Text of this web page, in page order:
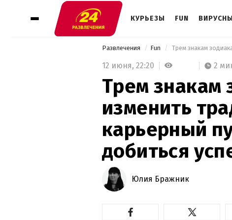
КУРЬЕЗЫ FUN
Развлечения Fun
12 июня, 22:20 2
Трем знакам
изменить
карьерный
добиться
Юлия Бражник